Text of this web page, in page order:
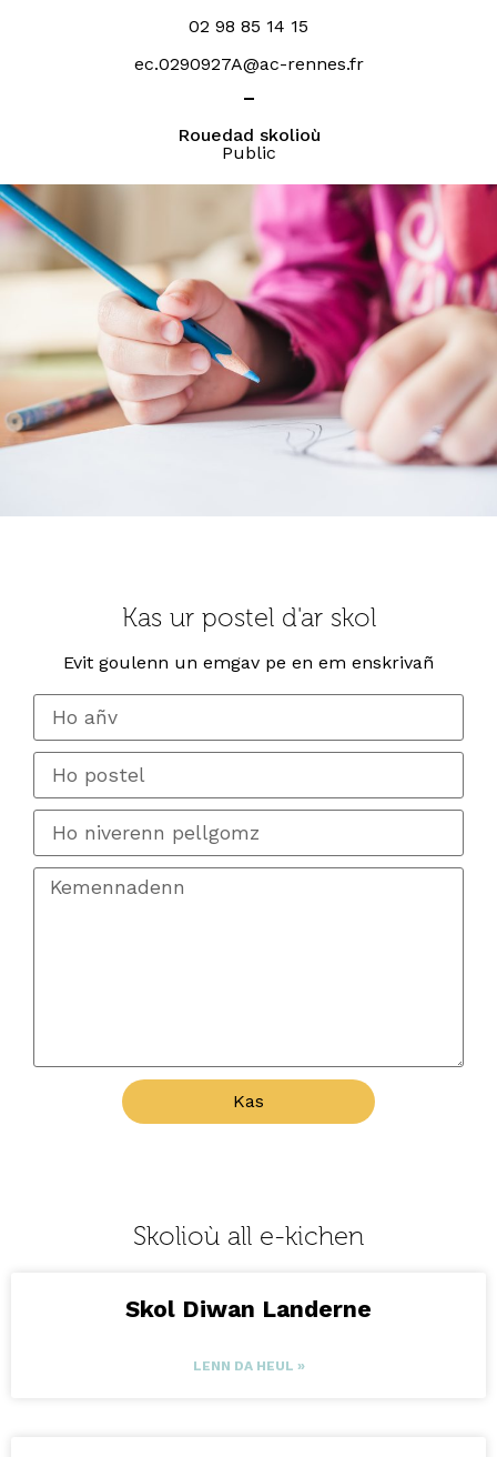
02 98 85 14 15
ec.0290927A@ac-rennes.fr
Rouedad skolioù
Public
Kas ur postel d'ar skol
Evit goulenn un emgav pe en em enskrivañ
Kas
Skolioù all e-kichen
Skol Diwan Landerne
LENN DA HEUL »